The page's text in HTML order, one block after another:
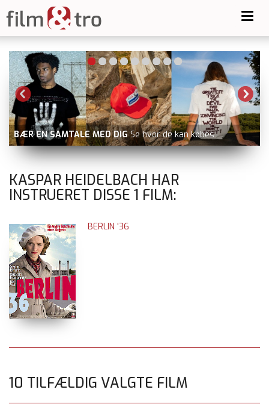
BÆR EN SAMTALE MED DIG Se hvor de kan købes
KASPAR HEIDELBACH HAR
INSTRUERET DISSE 1 FILM:
BERLIN '36
10 TILFÆLDIG VALGTE FILM